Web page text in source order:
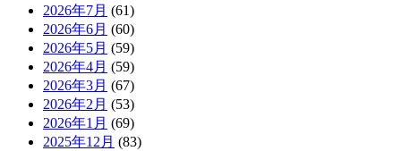
2026年7月 (61)
2026年6月 (60)
2026年5月 (59)
2026年4月 (59)
2026年3月 (67)
2026年2月 (53)
2026年1月 (69)
2025年12月 (83)